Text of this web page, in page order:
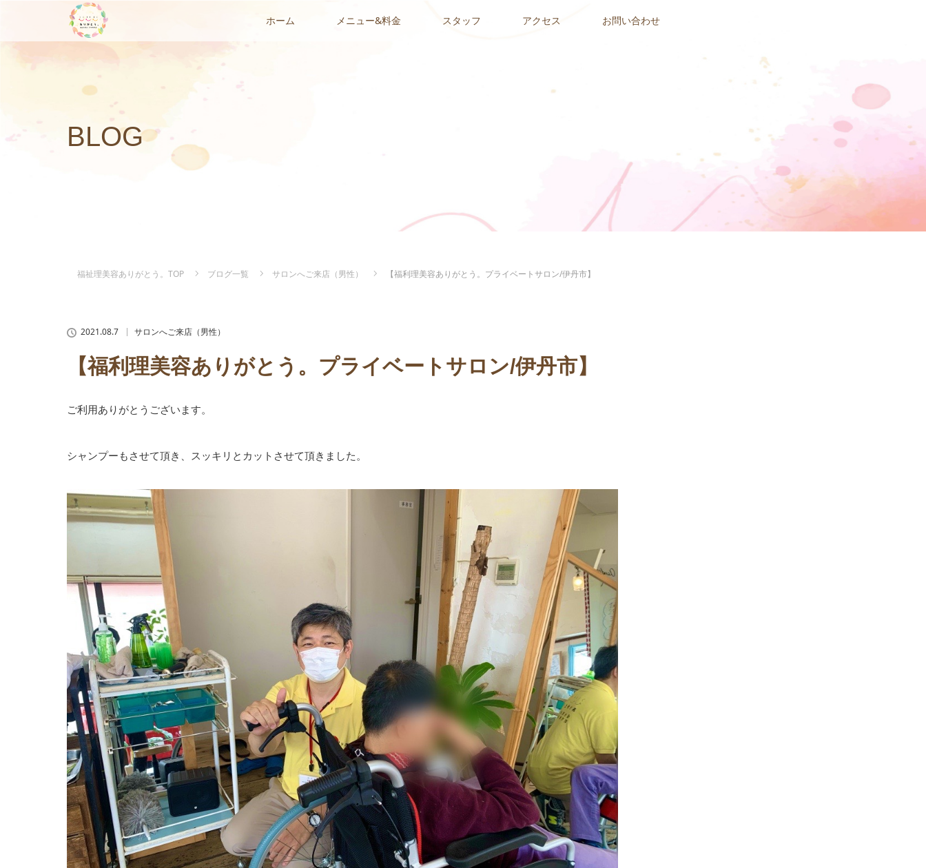
ホーム メニュー&料金 スタッフ アクセス お問い合わせ
BLOG
福祉理美容ありがとう。TOP ブログ一覧 サロンへご来店（男性） 【福利理美容ありがとう。プライベートサロン/伊丹市】
2021.08.7 サロンへご来店（男性）
【福利理美容ありがとう。プライベートサロン/伊丹市】
ご利用ありがとうございます。
シャンプーもさせて頂き、スッキリとカットさせて頂きました。